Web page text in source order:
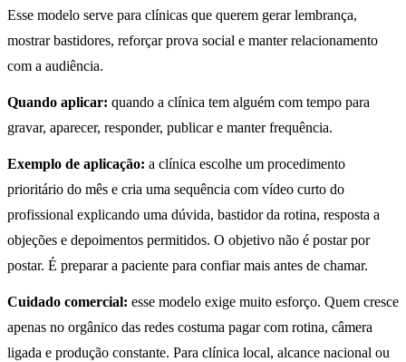
Esse modelo serve para clínicas que querem gerar lembrança,
mostrar bastidores, reforçar prova social e manter relacionamento
com a audiência.
Quando aplicar: quando a clínica tem alguém com tempo para
gravar, aparecer, responder, publicar e manter frequência.
Exemplo de aplicação: a clínica escolhe um procedimento
prioritário do mês e cria uma sequência com vídeo curto do
profissional explicando uma dúvida, bastidor da rotina, resposta a
objeções e depoimentos permitidos. O objetivo não é postar por
postar. É preparar a paciente para confiar mais antes de chamar.
Cuidado comercial: esse modelo exige muito esforço. Quem cresce
apenas no orgânico das redes costuma pagar com rotina, câmera
ligada e produção constante. Para clínica local, alcance nacional ou